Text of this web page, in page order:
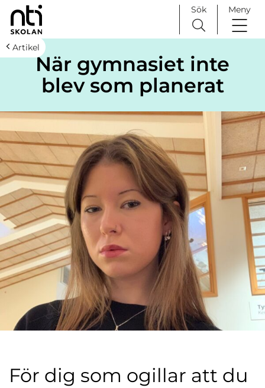
H
o
t
i
l
l
i
n
n
e
h
å
l
l
Huvudnavigation
Sök Meny
Artikel
När gymnasiet inte
blev som planerat
För dig som ogillar att du